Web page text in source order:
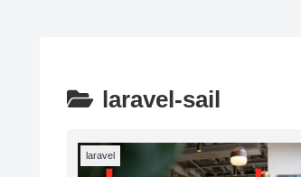
laravel-sail
laravel